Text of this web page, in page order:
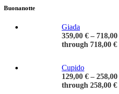
Buonanotte
Giada
359,00 € – 718,00
through 718,00 €
Cupido
129,00 € – 258,00
through 258,00 €